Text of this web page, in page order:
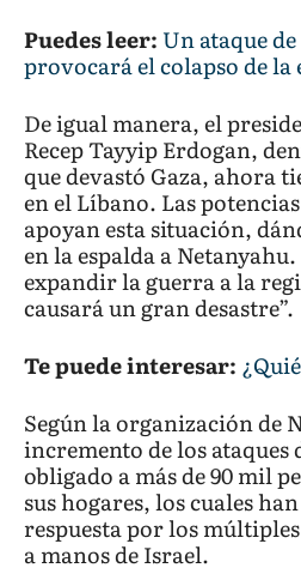
Puedes leer: Un ataque
provocará el colapso de
De igual manera, el
Recep Tayyip Erdogan,
que devastó Gaza, ahora
en el Líbano. Las
apoyan esta situación,
en la espalda a
expandir la guerra a la
causará un gran desastre”.
Te puede interesar:
Según la organización de
incremento de los ataques
obligado a más de 90 mil
sus hogares, los cuales
respuesta por los
a manos de Israel.